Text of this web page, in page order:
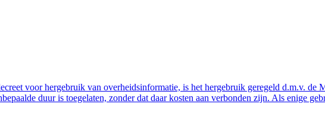
voor hergebruik van overheidsinformatie, is het hergebruik geregeld d.m.v.
duur is toegelaten, zonder dat daar kosten aan verbonden zijn. Als enige